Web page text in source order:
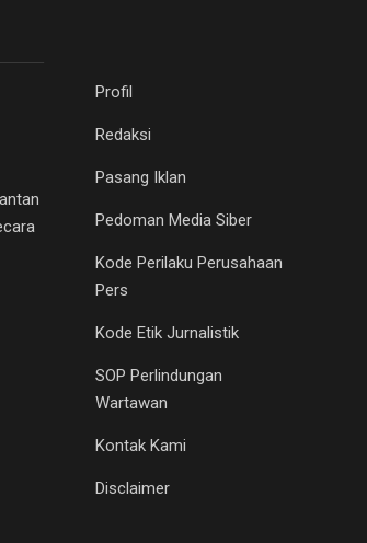
Profil
Redaksi
Pasang Iklan
Pedoman Media Siber
Kode Perilaku Perusahaan
Pers
Kode Etik Jurnalistik
SOP Perlindungan
Wartawan
Kontak Kami
Disclaimer